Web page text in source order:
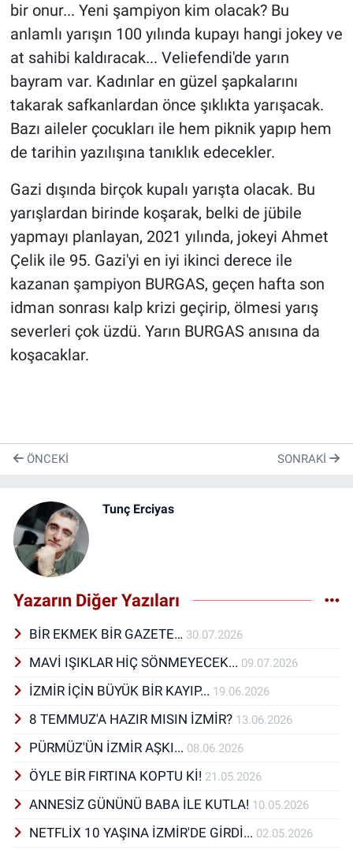
bir onur... Yeni şampiyon kim olacak? Bu
anlamlı yarışın 100 yılında kupayı hangi jokey ve
at sahibi kaldıracak... Veliefendi'de yarın
bayram var. Kadınlar en güzel şapkalarını
takarak safkanlardan önce şıklıkta yarışacak.
Bazı aileler çocukları ile hem piknik yapıp hem
de tarihin yazılışına tanıklık edecekler.
Gazi dışında birçok kupalı yarışta olacak. Bu
yarışlardan birinde koşarak, belki de jübile
yapmayı planlayan, 2021 yılında, jokeyi Ahmet
Çelik ile 95. Gazi'yi en iyi ikinci derece ile
kazanan şampiyon BURGAS, geçen hafta son
idman sonrası kalp krizi geçirip, ölmesi yarış
severleri çok üzdü. Yarın BURGAS anısına da
koşacaklar.
ÖNCEKI SONRAKI
Tunç Erciyas
Yazarın Diğer Yazıları
BİR EKMEK BİR GAZETE… 30.07.2026
MAVİ IŞIKLAR HİÇ SÖNMEYECEK... 09.07.2026
İZMİR İÇİN BÜYÜK BİR KAYIP... 19.06.2026
8 TEMMUZ'A HAZIR MISIN İZMİR? 13.06.2026
PÜRMÜZ'ÜN İZMİR AŞKI... 08.06.2026
ÖYLE BİR FIRTINA KOPTU Kİ! 21.05.2026
ANNESİZ GÜNÜNÜ BABA İLE KUTLA! 10.05.2026
NETFLİX 10 YAŞINA İZMİR'DE GİRDİ... 02.05.2026